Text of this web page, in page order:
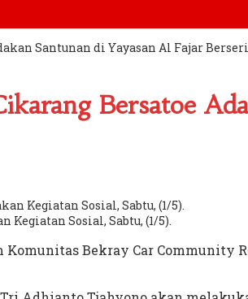
Santunan di Yayasan Al Fajar Berseri
Bersatoe
Sosial, Sabtu, (1/5).
Bekray Car Community